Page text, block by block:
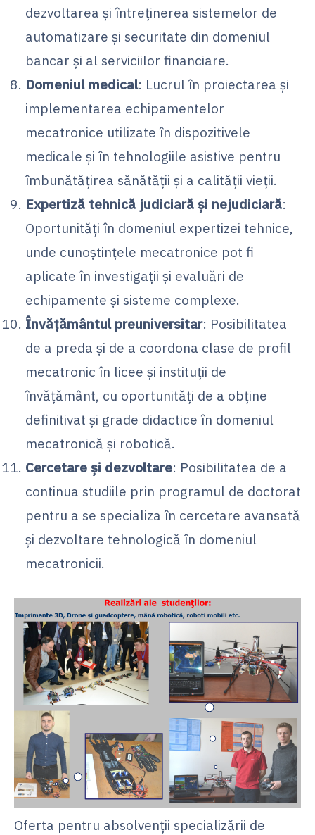
dezvoltarea și întreținerea sistemelor de
automatizare și securitate din domeniul
bancar și al serviciilor financiare.
Domeniul medical: Lucrul în proiectarea și
implementarea echipamentelor
mecatronice utilizate în dispozitivele
medicale și în tehnologiile asistive pentru
îmbunătățirea sănătății și a calității vieții.
Expertiză tehnică judiciară și nejudiciară:
Oportunități în domeniul expertizei tehnice,
unde cunoștințele mecatronice pot fi
aplicate în investigații și evaluări de
echipamente și sisteme complexe.
Învățământul preuniversitar: Posibilitatea
de a preda și de a coordona clase de profil
mecatronic în licee și instituții de
învățământ, cu oportunități de a obține
definitivat și grade didactice în domeniul
mecatronică și robotică.
Cercetare și dezvoltare: Posibilitatea de a
continua studiile prin programul de doctorat
pentru a se specializa în cercetare avansată
și dezvoltare tehnologică în domeniul
mecatronicii.
Oferta pentru absolvenții specializării de